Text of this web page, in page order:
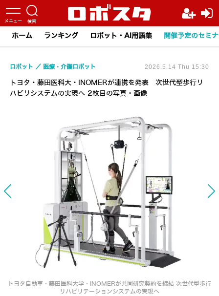
ホーム ランキング ロボット・AI用語集 開催予定のセミ
トヨタ・藤田医科大・INOMERが連携を発表 次世代型歩行リ
ハビリシステムの実現へ 2枚目の写真・画像
ロボット 医療・介護ロボット 2026.5.14 Thu 15:30
トヨタ自動車・藤田医科大学・INOMERが共同研究契約を締結 次世代型歩行
リハビリテーションシステムの実現へ